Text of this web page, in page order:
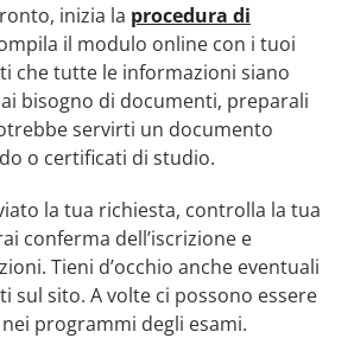
inizia la procedura di
il modulo online con i tuoi
che tutte le informazioni siano
bisogno di documenti, preparali
servirti un documento
o certificati di studio.
la tua richiesta, controlla la tua
conferma dell’iscrizione e
Tieni d’occhio anche eventuali
sul sito. A volte ci possono essere
programmi degli esami.